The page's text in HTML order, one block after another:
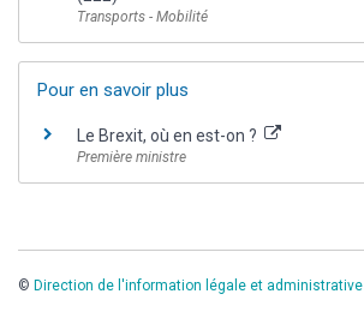
Transports - Mobilité
Pour en savoir plus
Le Brexit, où en est-on ?
Première ministre
© Direction de l'information légale et administrative